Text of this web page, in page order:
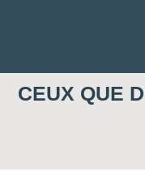
CEUX QUE